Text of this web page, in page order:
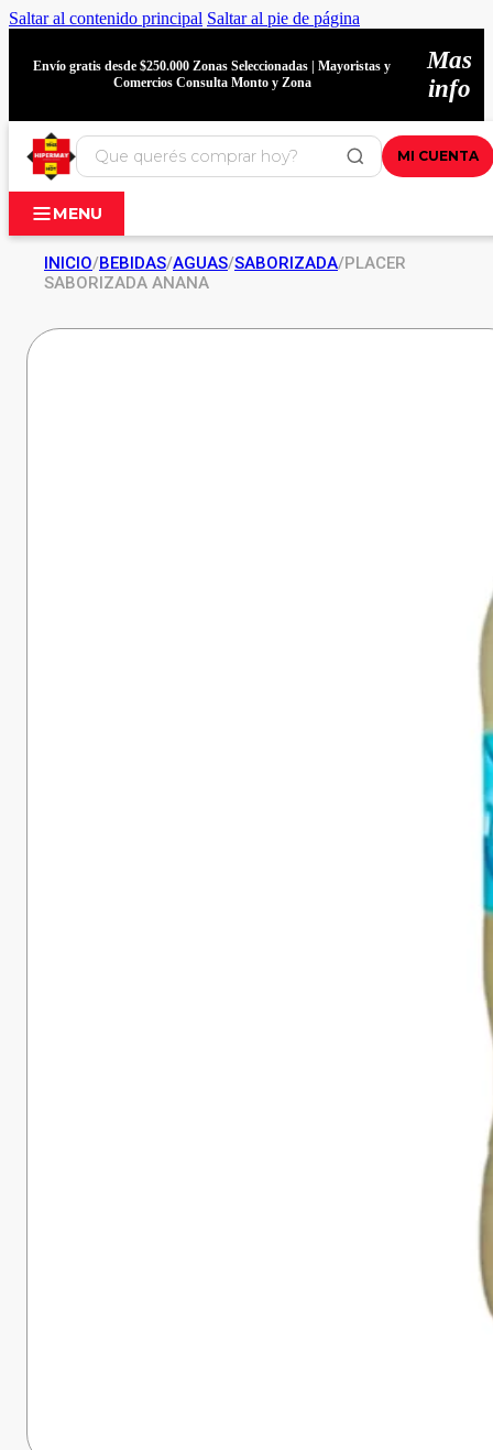
Saltar al contenido principal Saltar al pie de página
Envío gratis desde $250.000 Zonas Seleccionadas | Mayoristas y
Comercios Consulta Monto y Zona
Mas
info
MI CUENTA
MENU
INICIO/BEBIDAS/AGUAS/SABORIZADA/PLACER
SABORIZADA ANANA